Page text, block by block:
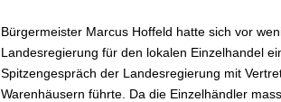
Bürgermeister Marcus Hoffeld hatte sich vor
Landesregierung für den lokalen Einzelhandel
Spitzengespräch der Landesregierung mit
Warenhäusern führte. Da die Einzelhändler